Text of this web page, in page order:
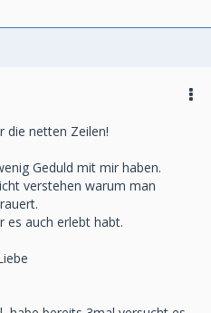
die netten Zeilen!
Geduld mit mir haben.
verstehen warum man
es auch erlebt habt.